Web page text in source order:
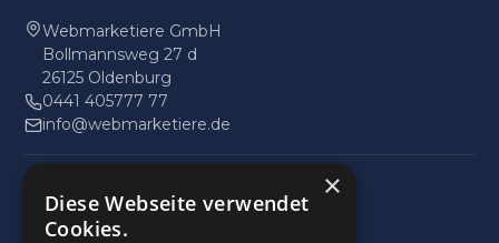
Webmarketiere GmbH
Bollmannsweg 27 d
26125 Oldenburg
0441 405777 77
info@webmarketiere.de
Datenschutz
×
Diese Webseite verwendet
Cookies.